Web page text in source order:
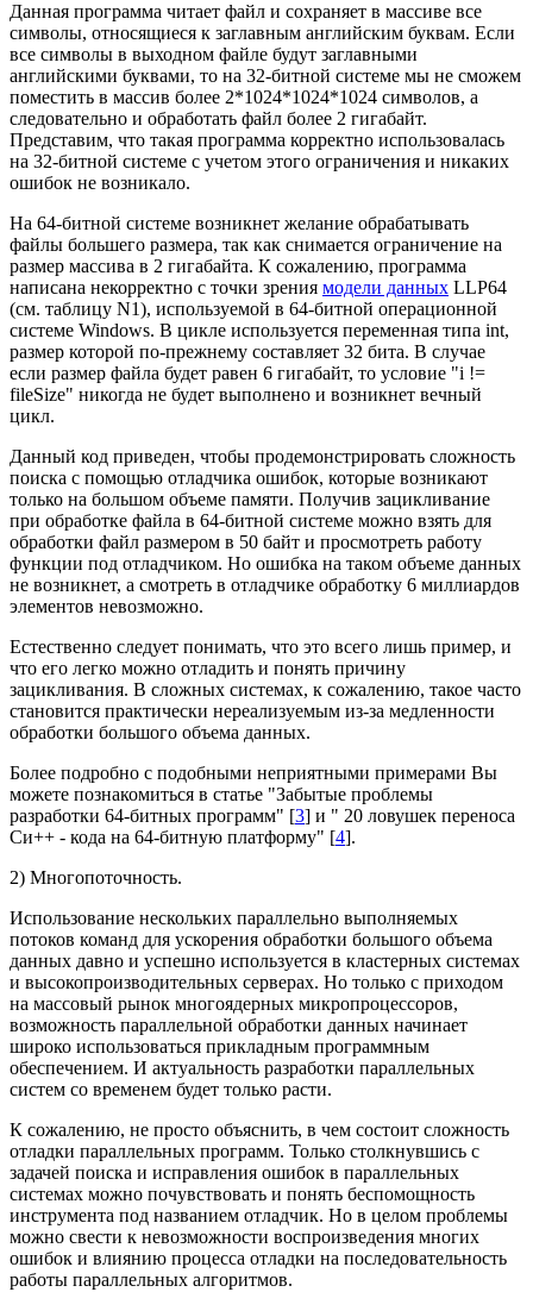
Данная программа читает файл и сохраняет в массиве все
символы, относящиеся к заглавным английским буквам. Если
все символы в выходном файле будут заглавными
английскими буквами, то на 32-битной системе мы не сможем
поместить в массив более 2*1024*1024*1024 символов, а
следовательно и обработать файл более 2 гигабайт.
Представим, что такая программа корректно использовалась
на 32-битной системе с учетом этого ограничения и никаких
ошибок не возникало.
На 64-битной системе возникнет желание обрабатывать
файлы большего размера, так как снимается ограничение на
размер массива в 2 гигабайта. К сожалению, программа
написана некорректно с точки зрения модели данных LLP64
(см. таблицу N1), используемой в 64-битной операционной
системе Windows. В цикле используется переменная типа int,
размер которой по-прежнему составляет 32 бита. В случае
если размер файла будет равен 6 гигабайт, то условие "i !=
fileSize" никогда не будет выполнено и возникнет вечный
цикл.
Данный код приведен, чтобы продемонстрировать сложность
поиска с помощью отладчика ошибок, которые возникают
только на большом объеме памяти. Получив зацикливание
при обработке файла в 64-битной системе можно взять для
обработки файл размером в 50 байт и просмотреть работу
функции под отладчиком. Но ошибка на таком объеме данных
не возникнет, а смотреть в отладчике обработку 6 миллиардов
элементов невозможно.
Естественно следует понимать, что это всего лишь пример, и
что его легко можно отладить и понять причину
зацикливания. В сложных системах, к сожалению, такое часто
становится практически нереализуемым из-за медленности
обработки большого объема данных.
Более подробно с подобными неприятными примерами Вы
можете познакомиться в статье "Забытые проблемы
разработки 64-битных программ" [3] и " 20 ловушек переноса
Си++ - кода на 64-битную платформу" [4].
2) Многопоточность.
Использование нескольких параллельно выполняемых
потоков команд для ускорения обработки большого объема
данных давно и успешно используется в кластерных системах
и высокопроизводительных серверах. Но только с приходом
на массовый рынок многоядерных микропроцессоров,
возможность параллельной обработки данных начинает
широко использоваться прикладным программным
обеспечением. И актуальность разработки параллельных
систем со временем будет только расти.
К сожалению, не просто объяснить, в чем состоит сложность
отладки параллельных программ. Только столкнувшись с
задачей поиска и исправления ошибок в параллельных
системах можно почувствовать и понять беспомощность
инструмента под названием отладчик. Но в целом проблемы
можно свести к невозможности воспроизведения многих
ошибок и влиянию процесса отладки на последовательность
работы параллельных алгоритмов.